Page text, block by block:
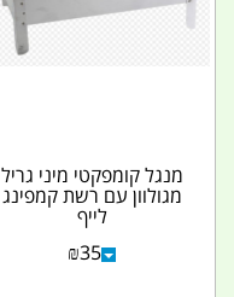
מנגל קומפקטי מיני גריל
מגולוון עם רשת קמפינג
לייף
₪35